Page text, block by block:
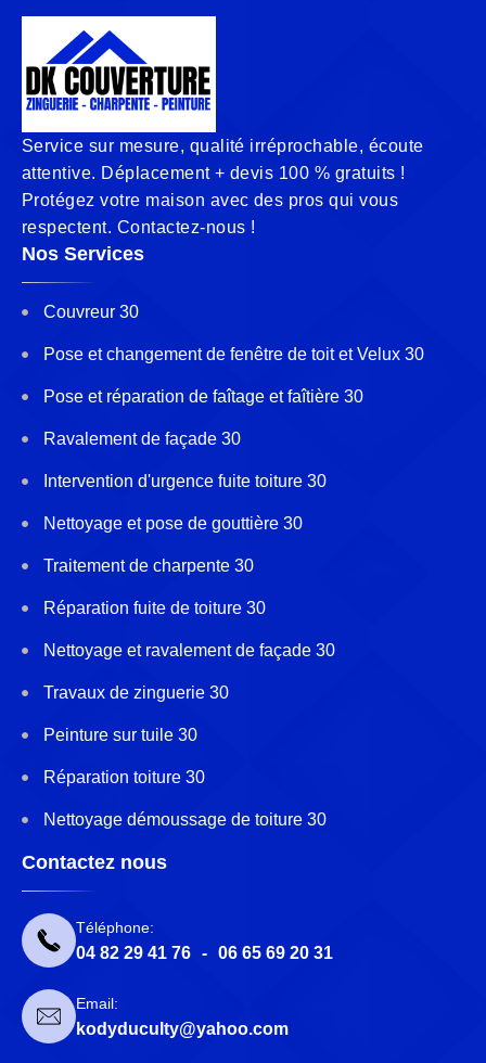
Service sur mesure, qualité irréprochable, écoute
attentive. Déplacement + devis 100 % gratuits !
Protégez votre maison avec des pros qui vous
respectent. Contactez-nous !
Nos Services
Couvreur 30
Pose et changement de fenêtre de toit et Velux 30
Pose et réparation de faîtage et faîtière 30
Ravalement de façade 30
Intervention d'urgence fuite toiture 30
Nettoyage et pose de gouttière 30
Traitement de charpente 30
Réparation fuite de toiture 30
Nettoyage et ravalement de façade 30
Travaux de zinguerie 30
Peinture sur tuile 30
Réparation toiture 30
Nettoyage démoussage de toiture 30
Contactez nous
Téléphone:
04 82 29 41 76 - 06 65 69 20 31
Email:
kodyduculty@yahoo.com